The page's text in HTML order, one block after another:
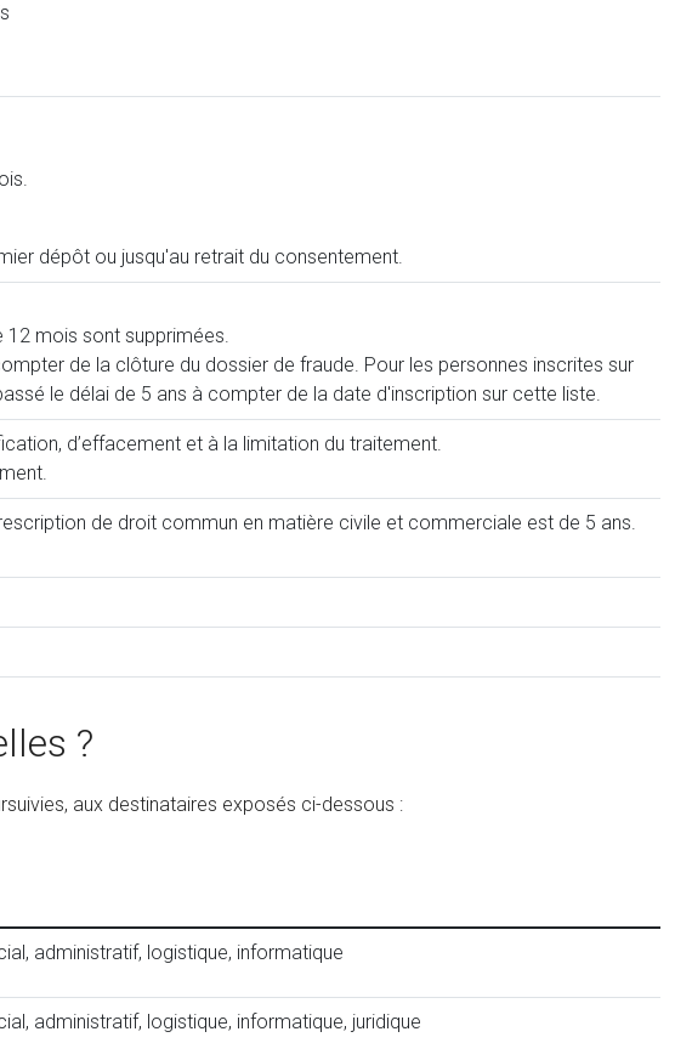
dépôt ou jusqu'au retrait du consentement.
12 mois sont supprimées.
de la clôture du dossier de fraude. Pour les personnes inscrites sur
le délai de 5 ans à compter de la date d'inscription sur cette liste.
d’effacement et à la limitation du traitement.
de droit commun en matière civile et commerciale est de 5 ans.
?
aux destinataires exposés ci-dessous :
administratif, logistique, informatique
administratif, logistique, informatique, juridique